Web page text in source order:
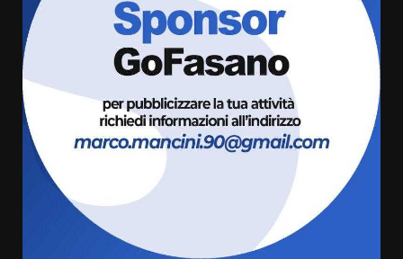
Fasanese ferito a colpi di arma
da fuoco
6 Agosto 2026 18:13
Serie D, l’Us Fasano non molla e
conferma di voler ricorrere per
ottenere l’iscrizione
8 Agosto 2026 19:55
La Banda Città di Fasano apre
ufficialmente la Festa di